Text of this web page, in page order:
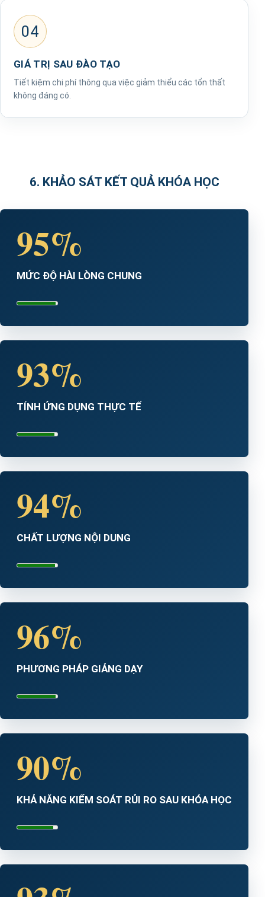
04
GIÁ TRỊ SAU ĐÀO TẠO
Tiết kiệm chi phí thông qua việc giảm thiểu các tổn thất
không đáng có.
6. KHẢO SÁT KẾT QUẢ KHÓA HỌC
95%
MỨC ĐỘ HÀI LÒNG CHUNG
93%
TÍNH ỨNG DỤNG THỰC TẾ
94%
CHẤT LƯỢNG NỘI DUNG
96%
PHƯƠNG PHÁP GIẢNG DẠY
90%
KHẢ NĂNG KIỂM SOÁT RỦI RO SAU KHÓA HỌC